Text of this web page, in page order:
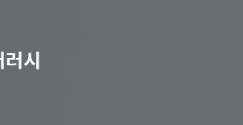
시